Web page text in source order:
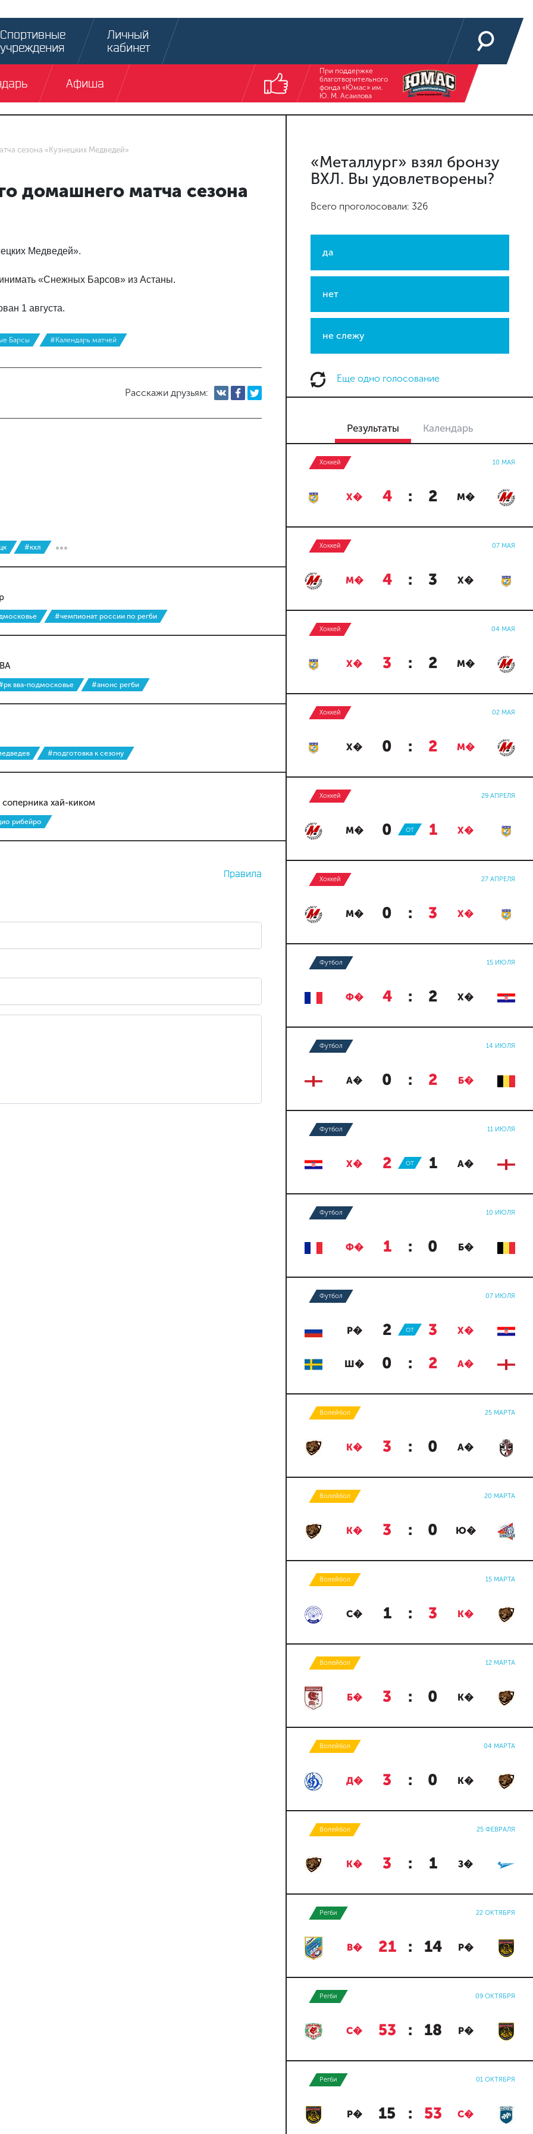
Спортивные
учреждения
Личный
кабинет
Афиша
При поддержке
благотворительного
фонда «Юмас» им.
Ю. М. Асаилова
сезона «Кузнецких Медведей»
домашнего матча сезона
Медведей».
«Снежных Барсов» из Астаны.
1 августа.
Барсы #Календарь матчей
Расскажи друзьям:
#кхл
#чемпионат россии по регби
вва-подмосковье #анонс регби
#подготовка к сезону
хай-киком
рибейро
Правила
«Металлург» взял бронзу
ВХЛ. Вы удовлетворены?
Всего проголосовали: 326
да
нет
не слежу
Еще одно голосование
Результаты Календарь
Хоккей 10 МАЯ
Х� 4 : 2 М�
Хоккей 07 МАЯ
М� 4 : 3 Х�
Хоккей 04 МАЯ
Х� 3 : 2 М�
Хоккей 02 МАЯ
Х� 0 : 2 М�
Хоккей 29 АПРЕЛЯ
М� 0 : 1 Х�
ОТ
Хоккей 27 АПРЕЛЯ
М� 0 : 3 Х�
Футбол 15 ИЮЛЯ
Ф� 4 : 2 Х�
Футбол 14 ИЮЛЯ
А� 0 : 2 Б�
Футбол 11 ИЮЛЯ
Х� 2 : 1 А�
ОТ
Футбол 10 ИЮЛЯ
Ф� 1 : 0 Б�
Футбол 07 ИЮЛЯ
Р� 2 : 3 Х�
ОТ
Ш� 0 : 2 А�
Волейбол 25 МАРТА
К� 3 : 0 А�
Волейбол 20 МАРТА
К� 3 : 0 Ю�
Волейбол 15 МАРТА
С� 1 : 3 К�
Волейбол 12 МАРТА
Б� 3 : 0 К�
Волейбол 04 МАРТА
Д� 3 : 0 К�
Волейбол 25 ФЕВРАЛЯ
К� 3 : 1 З�
Регби 22 ОКТЯБРЯ
В� 21 : 14 Р�
Регби 09 ОКТЯБРЯ
С� 53 : 18 Р�
Регби 01 ОКТЯБРЯ
Р� 15 : 53 С�